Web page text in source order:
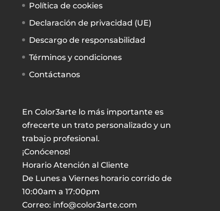
Política de cookies
Declaración de privacidad (UE)
Descargo de responsabilidad
Términos y condiciones
Contáctanos
En Color3arte lo más importante es
ofrecerte un trato personalizado y un
trabajo profesional.
¡Conócenos!
Horario Atención al Cliente
De Lunes a Viernes horario corrido de
10:00am a 17:00pm
Correo: info@color3arte.com